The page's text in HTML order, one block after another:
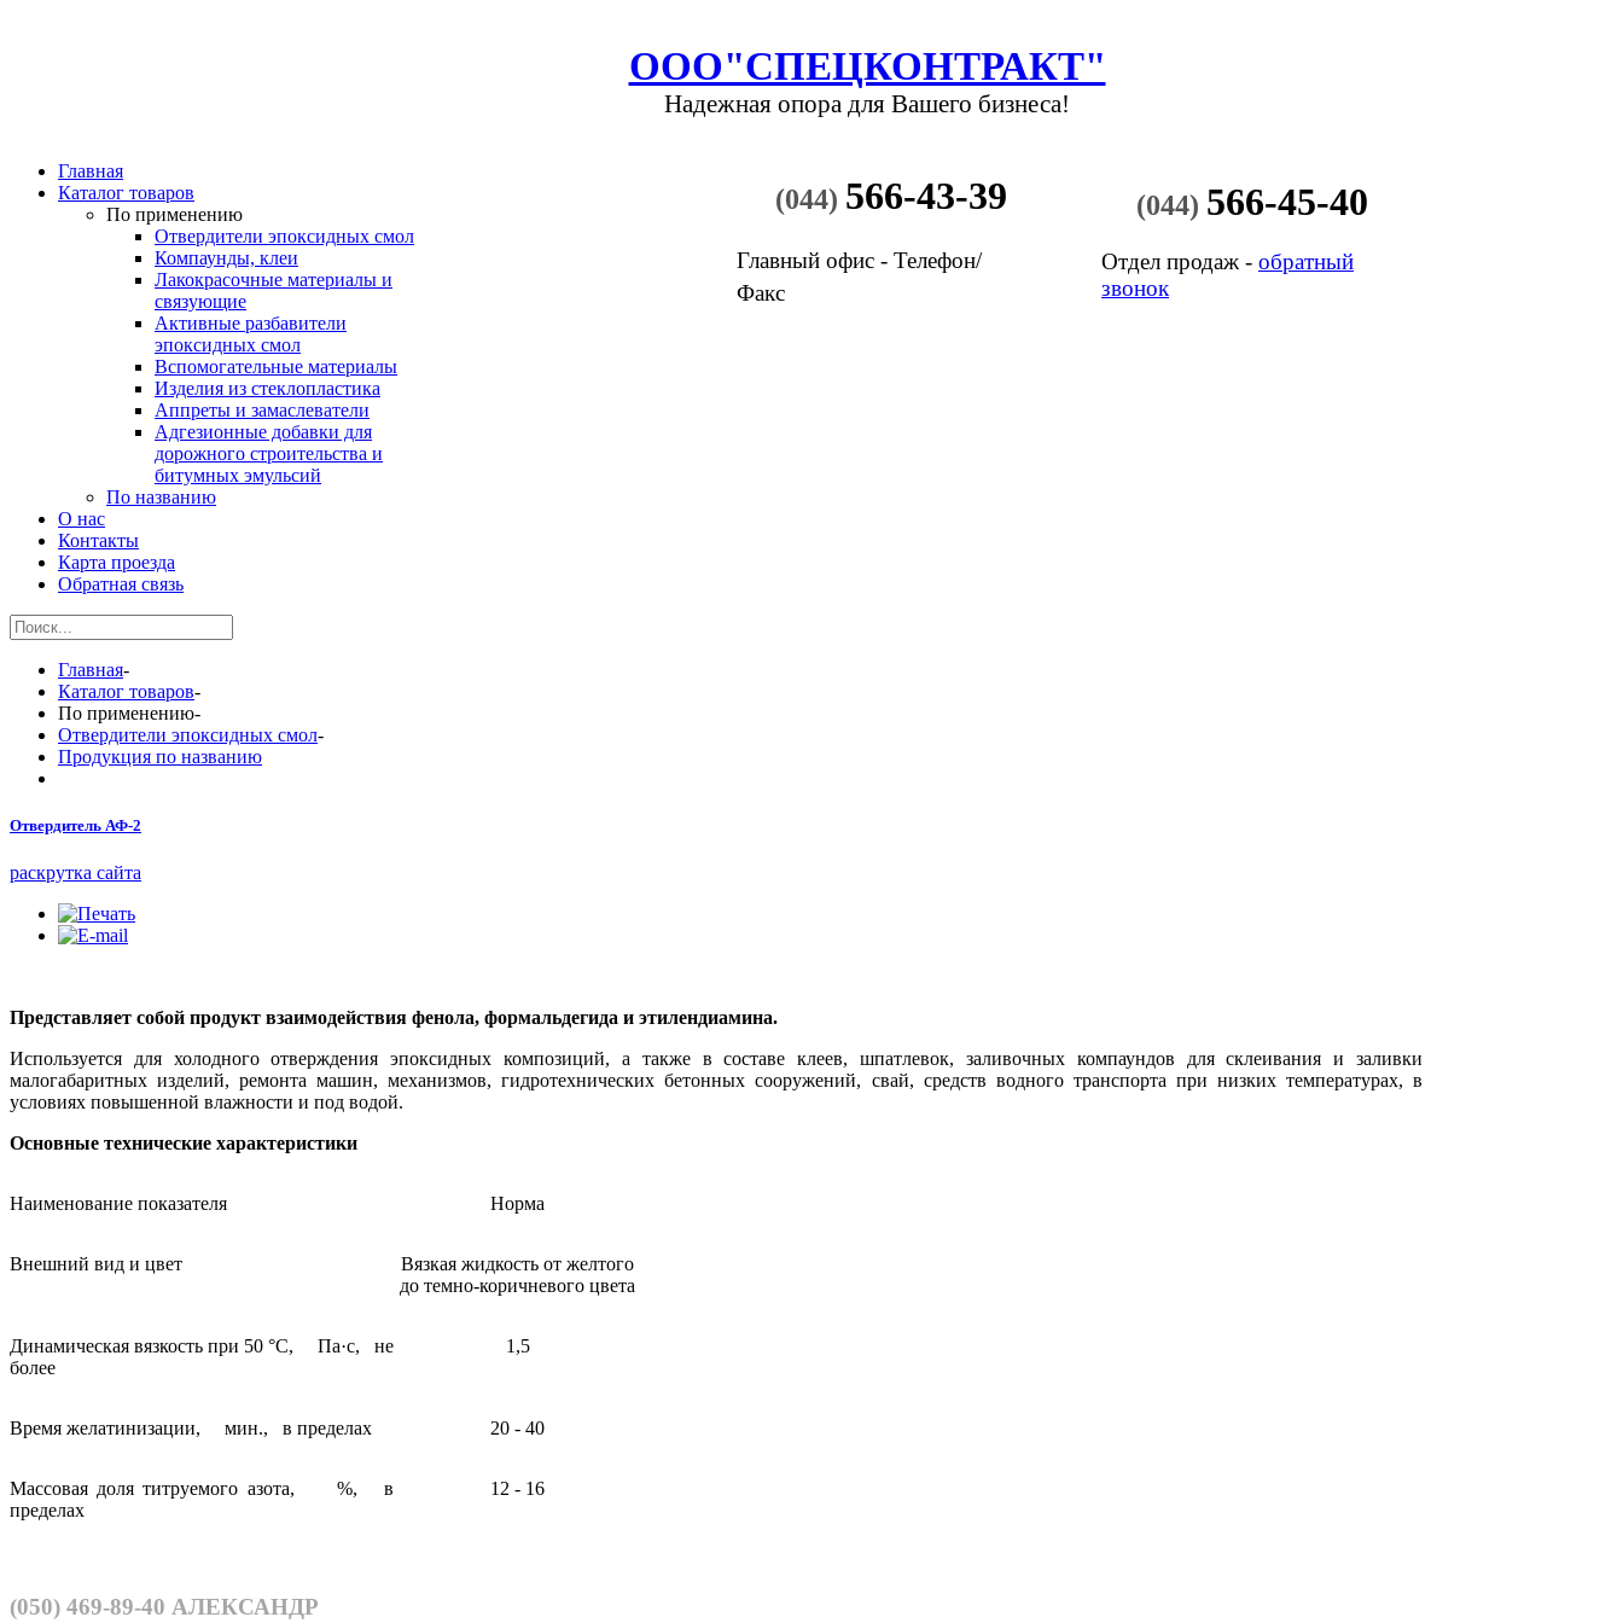
ООО"СПЕЦКОНТРАКТ"
Надежная опора для Вашего бизнеса!
(044) 566-43-39
Главный офис - Телефон/
Факс
(044) 566-45-40
Отдел продаж - обратный
звонок
Главная
Каталог товаров
По применению
Отвердители эпоксидных смол
Компаунды, клеи
Лакокрасочные материалы и
связующие
Активные разбавители
эпоксидных смол
Вспомогательные материалы
Изделия из стеклопластика
Аппреты и замаслеватели
Адгезионные добавки для
дорожного строительства и
битумных эмульсий
По названию
О нас
Контакты
Карта проезда
Обратная связь
Главная-
Каталог товаров-
По применению-
Отвердители эпоксидных смол-
Продукция по названию
Отвердитель АФ-2
раскрутка сайта
Представляет собой продукт взаимодействия фенола, формальдегида и этилендиамина.
Используется для холодного отверждения эпоксидных композиций, а также в составе клеев, шпатлевок, заливочных компаундов для склеивания и заливки
малогабаритных изделий, ремонта машин, механизмов, гидротехнических бетонных сооружений, свай, средств водного транспорта при низких температурах, в
условиях повышенной влажности и под водой.
Основные технические характеристики
Наименование показателя Норма
Внешний вид и цвет
Вязкая жидкость от желтого
до темно-коричневого цвета
Динамическая вязкость при 50 °С, Па·с, не
более
1,5
Время желатинизации, мин., в пределах 20 - 40
Массовая доля титруемого азота, %, в
пределах
12 - 16
(050) 469-89-40 АЛЕКСАНДР